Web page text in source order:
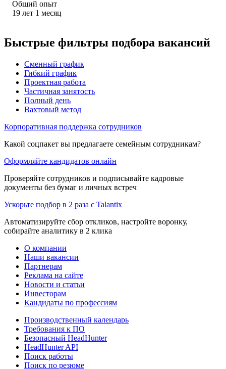
Общий опыт
19 лет 1 месяц
Быстрые фильтры подбора вакансий
Сменный график
Гибкий график
Проектная работа
Частичная занятость
Полный день
Вахтовый метод
Корпоративная поддержка сотрудников
Какой соцпакет вы предлагаете семейным сотрудникам?
Оформляйте кандидатов онлайн
Проверяйте сотрудников и подписывайте кадровые
документы без бумаг и личных встреч
Ускорьте подбор в 2 раза с Talantix
Автоматизируйте сбор откликов, настройте воронку,
собирайте аналитику в 2 клика
О компании
Наши вакансии
Партнерам
Реклама на сайте
Новости и статьи
Инвесторам
Кандидаты по профессиям
Производственный календарь
Требования к ПО
Безопасный HeadHunter
HeadHunter API
Поиск работы
Поиск по резюме